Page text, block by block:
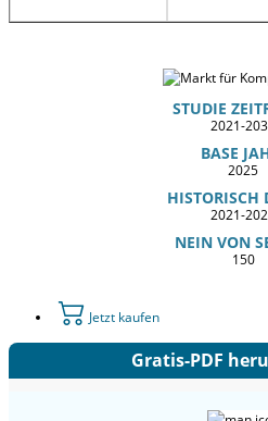
STUDIE
2021-
BASE
2025
HISTORISCH
2021-
NEIN VON
150
Jetzt kaufen
Gratis-PDF